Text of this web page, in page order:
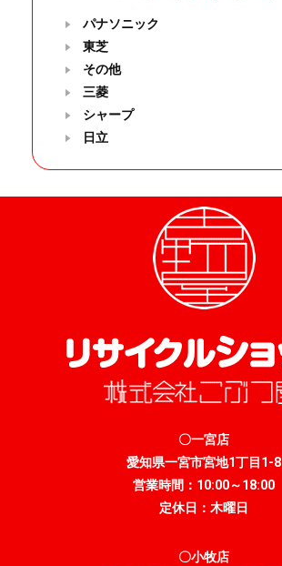
パナソニック
東芝
その他
三菱
シャープ
日立
〇一宮店
愛知県一宮市宮地1丁目1-8
営業時間：10:00～18:00
定休日：木曜日
〇小牧店